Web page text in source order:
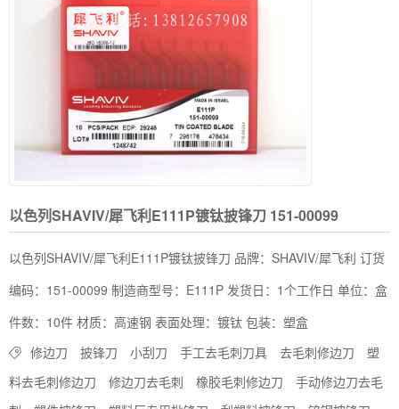
​以色列SHAVIV/犀飞利E111P镀钛披锋刀 151-00099
​以色列SHAVIV/犀飞利E111P镀钛披锋刀 品牌：SHAVIV/犀飞利 订货
编码：151-00099 制造商型号：E111P 发货日：1个工作日 单位：盒
件数：10件 材质：高速钢 表面处理：镀钛 包装：塑盒
修边刀
披锋刀 小刮刀 手工去毛刺刀具 去毛刺修边刀
塑
料去毛刺修边刀
修边刀去毛刺 橡胶毛刺修边刀
手动修边刀去毛